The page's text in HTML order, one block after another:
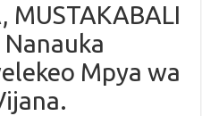
MUSTAKABALI
Nanauka
Mpya wa